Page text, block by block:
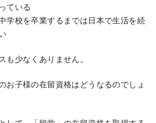
ている
学校を卒業するまでは日本で生活を続
も少なくありません。
お子様の在留資格はどうなるのでしょ